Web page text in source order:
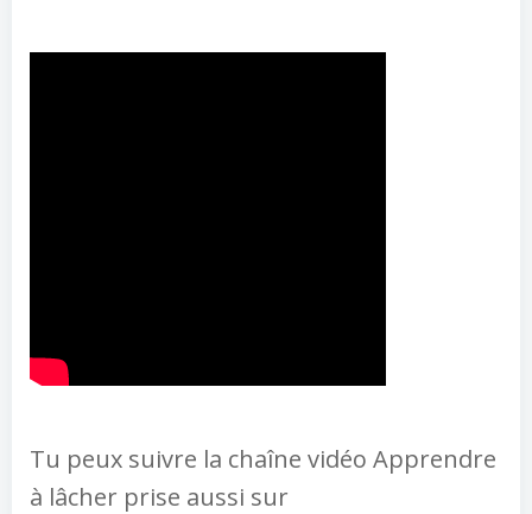
Tu peux suivre la chaîne vidéo Apprendre
à lâcher prise aussi sur